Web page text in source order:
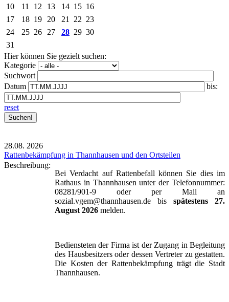
10
11 12 13 14 15 16
17
18 19 20 21 22 23
24
25 26 27 28 29 30
31
Hier können Sie gezielt suchen:
Kategorie
Suchwort
Datum
bis:
reset
28.08. 2026
Rattenbekämpfung in Thannhausen und den Ortsteilen
Beschreibung:
Bei Verdacht auf Rattenbefall können Sie dies im
Rathaus in Thannhausen unter der Telefonnummer:
08281/901-9 oder per Mail an
sozial.vgem@thannhausen.de bis spätestens 27.
August 2026 melden.
Bediensteten der Firma ist der Zugang in Begleitung
des Hausbesitzers oder dessen Vertreter zu gestatten.
Die Kosten der Rattenbekämpfung trägt die Stadt
Thannhausen.